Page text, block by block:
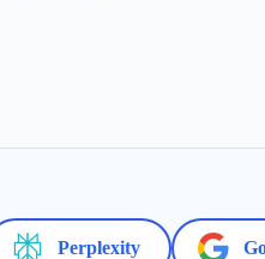
Perplexity